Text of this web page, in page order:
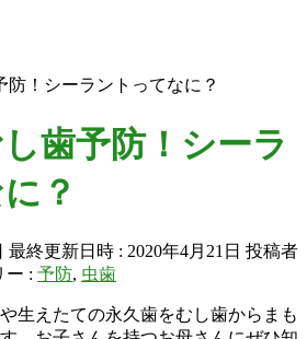
防！シーラントってなに？
歯予防！シーラ
？
最終更新日時 : 2020年4月21日 投稿者
ー : 予防, 虫歯
生えたての永久歯をむし歯からまも